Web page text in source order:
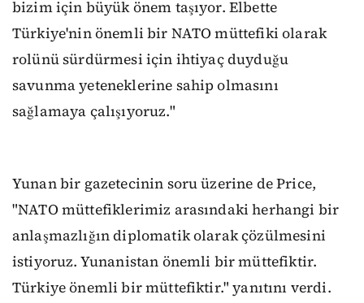
bizim için büyük önem taşıyor. Elbette
Türkiye'nin önemli bir NATO müttefiki olarak
rolünü sürdürmesi için ihtiyaç duyduğu
savunma yeteneklerine sahip olmasını
sağlamaya çalışıyoruz."
Yunan bir gazetecinin soru üzerine de Price,
"NATO müttefiklerimiz arasındaki herhangi bir
anlaşmazlığın diplomatik olarak çözülmesini
istiyoruz. Yunanistan önemli bir müttefiktir.
Türkiye önemli bir müttefiktir." yanıtını verdi.